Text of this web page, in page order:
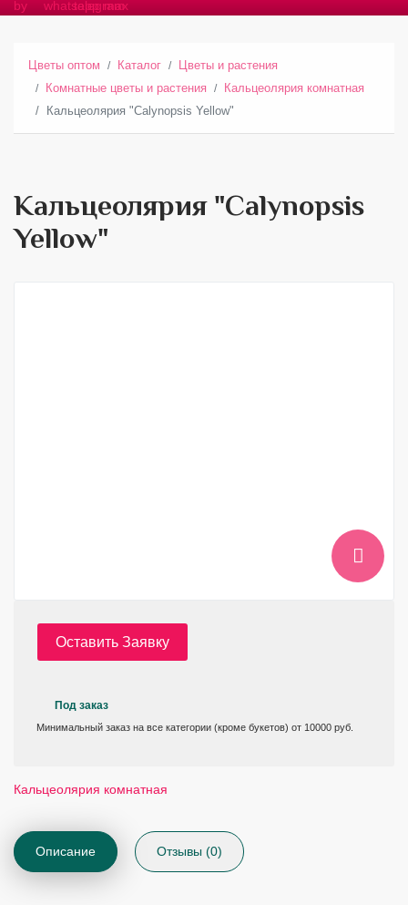
Цветы оптом Каталог
Цветы и растения
Комнатные цветы и растения
Кальцеолярия комнатная
Кальцеолярия "Calynopsis Yellow"
Кальцеолярия "Calynopsis
Yellow"
Оставить Заявку
Под заказ
Минимальный заказ на все категории (кроме букетов) от 10000 руб.
Кальцеолярия комнатная
Описание Отзывы (0)